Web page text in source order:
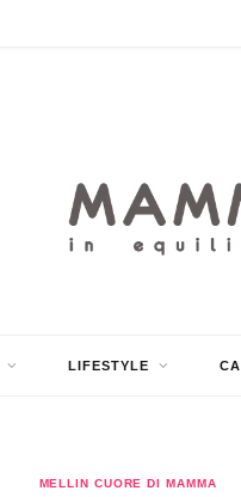
LIFESTYLE
MELLIN CUORE DI MAMMA